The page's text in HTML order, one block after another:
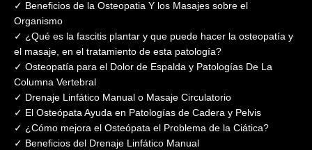
✓ Beneficios de la Osteopatia Y los Masajes sobre el
Organismo
✓ ¿Qué es la fascitis plantar y que puede hacer la osteopatía y
el masaje, en el tratamiento de esta patología?
✓ Osteopatía para el Dolor de Espalda y Patologías De La
Columna Vertebral
✓ Drenaje Linfático Manual o Masaje Circulatorio
✓ El Osteópata Ayuda en Patologías de Cadera y Pelvis
✓ ¿Cómo mejora el Osteópata el Problema de la Ciática?
✓ Beneficios del Drenaje Linfático Manual